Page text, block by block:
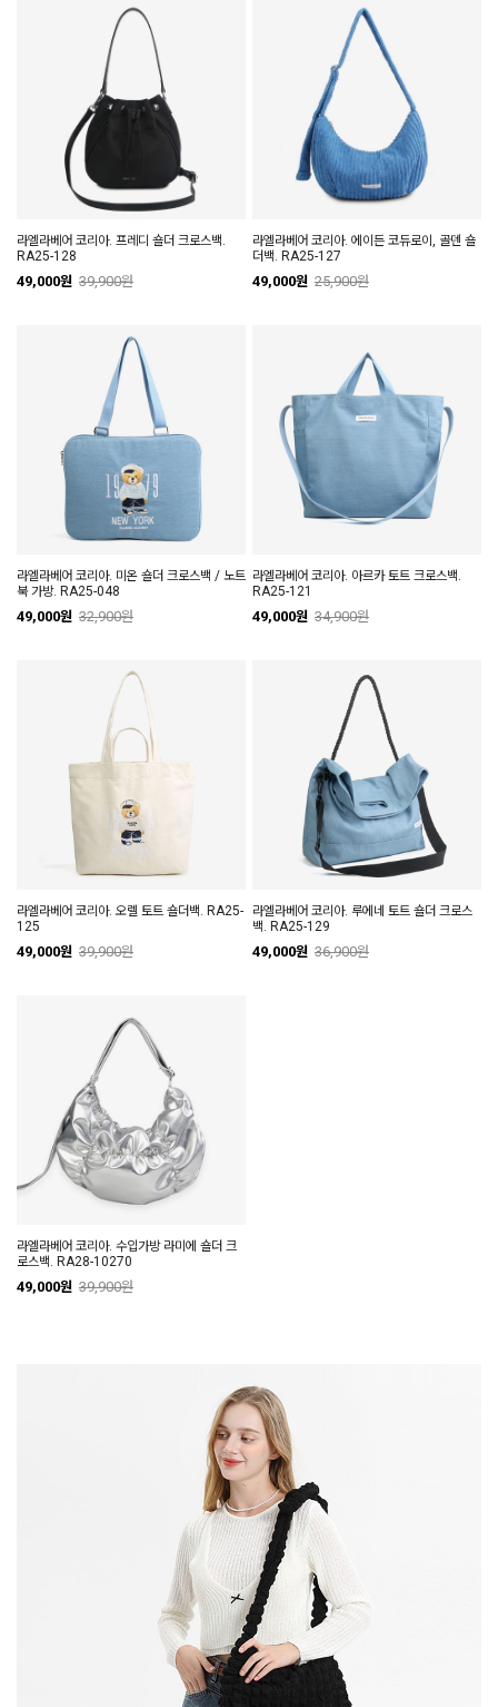
라엘라베어 코리아. 프레디 숄더 크로스백.
RA25-128
49,000원 39,900원
라엘라베어 코리아. 에이든 코듀로이, 골덴 숄
더백. RA25-127
49,000원 25,900원
라엘라베어 코리아. 미온 숄더 크로스백 / 노트
북 가방. RA25-048
49,000원 32,900원
라엘라베어 코리아. 아르카 토트 크로스백.
RA25-121
49,000원 34,900원
라엘라베어 코리아. 오렐 토트 숄더백. RA25-
125
49,000원 39,900원
라엘라베어 코리아. 루에네 토트 숄더 크로스
백. RA25-129
49,000원 36,900원
라엘라베어 코리아. 수입가방 라미에 숄더 크
로스백. RA28-10270
49,000원 39,900원